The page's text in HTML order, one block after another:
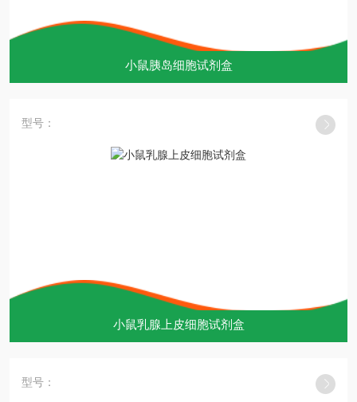
小鼠胰岛细胞试剂盒
型号：
小鼠乳腺上皮细胞试剂盒
型号：